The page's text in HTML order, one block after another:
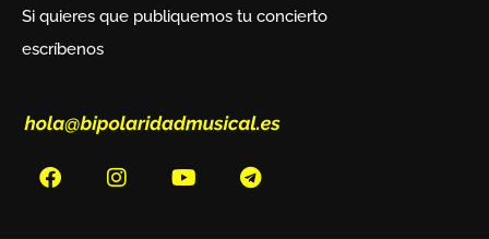
Si quieres que publiquemos tu concierto
escríbenos